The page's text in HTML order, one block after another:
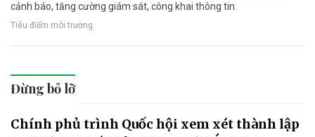
cảnh báo, tăng cường giám sát, công khai thông tin.
Tiêu điểm môi trường
Đừng bỏ lỡ
Chính phủ trình Quốc hội xem xét thành lập